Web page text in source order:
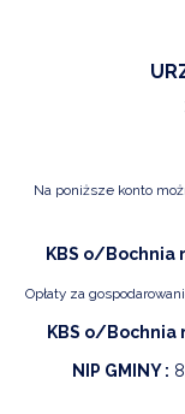
Na poniższe konto
KBS o/Bochnia
Opłaty za
KBS o/Bochnia
NIP GMINY :